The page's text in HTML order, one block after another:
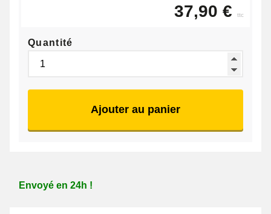
37,90 € ttc
Quantité
Ajouter au panier
Envoyé en 24h !